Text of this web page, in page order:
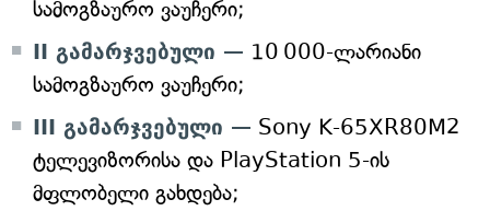
სამოგზაურო ვაუჩერი;
II გამარჯვებული — 10 000-ლარიანი
სამოგზაურო ვაუჩერი;
III გამარჯვებული — Sony K-65XR80M2
ტელევიზორისა და PlayStation 5-ის
მფლობელი გახდება;